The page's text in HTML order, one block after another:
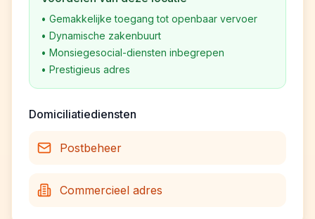
• Gemakkelijke toegang tot openbaar vervoer
• Dynamische zakenbuurt
• Monsiegesocial-diensten inbegrepen
• Prestigieus adres
Domiciliatiediensten
Postbeheer
Commercieel adres